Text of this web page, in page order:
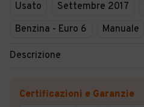
Usato Settembre 2017
Benzina - Euro 6
Manuale
Descrizione
Certificazioni e Garanzie